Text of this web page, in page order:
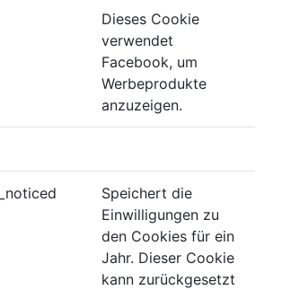
Dieses Cookie
verwendet
Facebook, um
Werbeprodukte
anzuzeigen.
Speichert die
Einwilligungen zu
den Cookies für ein
Jahr. Dieser Cookie
kann zurückgesetzt